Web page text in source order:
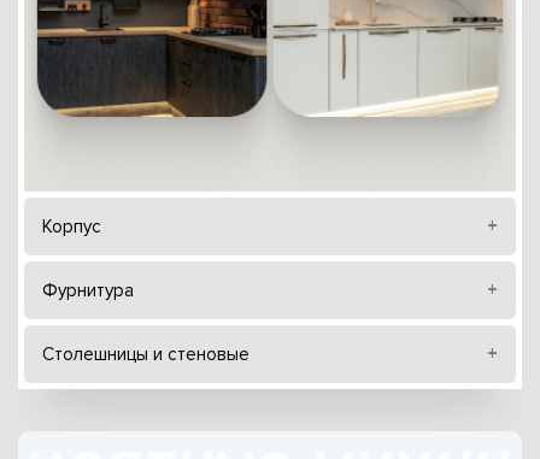
Корпус
Фурнитура
Столешницы и стеновые